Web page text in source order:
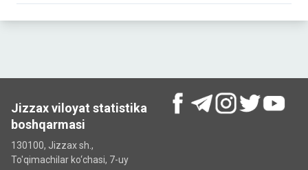
Jizzax viloyat statistika
boshqarmasi
130100, Jizzax sh.,
To'qimachilar ko‘chаsi, 7-uy